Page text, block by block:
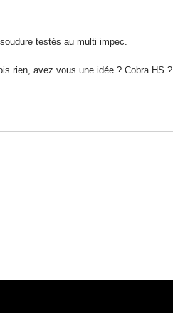
testés au multi impec.
rien, avez vous une idée ? Cobra HS ?